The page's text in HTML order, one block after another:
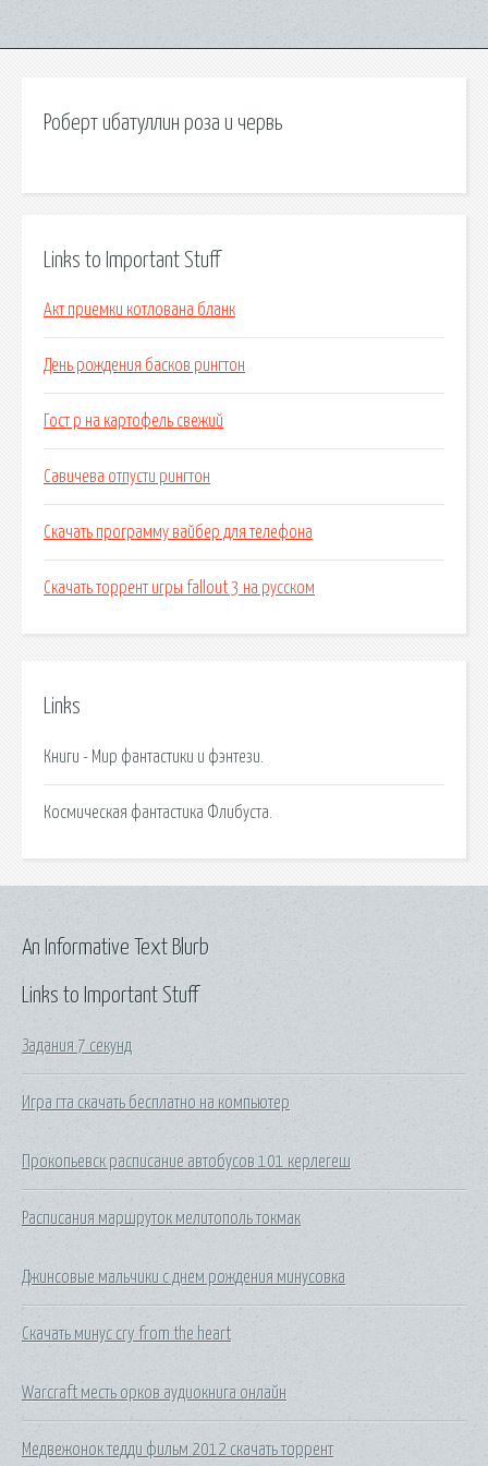
Роберт ибатуллин роза и червь
Links to Important Stuff
Акт приемки котлована бланк
День рождения басков рингтон
Гост р на картофель свежий
Савичева отпусти рингтон
Скачать программу вайбер для телефона
Скачать торрент игры fallout 3 на русском
Links
Книги - Мир фантастики и фэнтези.
Космическая фантастика Флибуста.
Links to Important Stuff
Задания 7 секунд
Игра гта скачать бесплатно на компьютер
Прокопьевск расписание автобусов 101 керлегеш
Расписания маршруток мелитополь токмак
Джинсовые мальчики с днем рождения минусовка
Скачать минус cry from the heart
Warcraft месть орков аудиокнига онлайн
Медвежонок тедди фильм 2012 скачать торрент
An Informative Text Blurb